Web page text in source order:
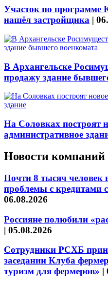
Участок по программе
нашёл застройщика |
В Архангельске
продажу здание
На Соловках построят
административное
Новости компаний
Почти 8 тысяч
проблемы с кредитами
06.08.2026
Россияне полюбили
| 05.08.2026
Сотрудники РСХБ
заседании Клуба
туризм для фермеров» |